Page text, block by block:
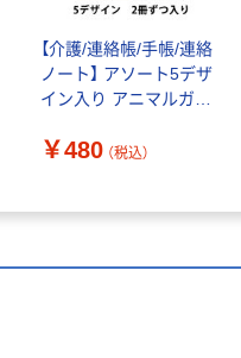
【介護/連絡帳/手帳/連絡
ノート】 アソート5デザ
イン入り アニマルガー
冊入） デイサービス連絡
￥480 （税込）